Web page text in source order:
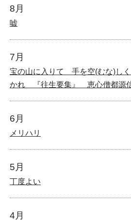
8月
嘘
7月
宝の山に入りて 手を空(むな)し
かれ 『往生要集』 恵心僧都源
6月
メリハリ
5月
丁度よい
4月